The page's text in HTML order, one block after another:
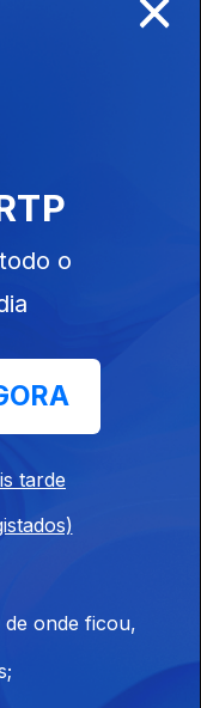
Ep. 6
Ep. 5
Simone de
Ep. 4 14 mai. 2025
o
tarde
onde ficou,